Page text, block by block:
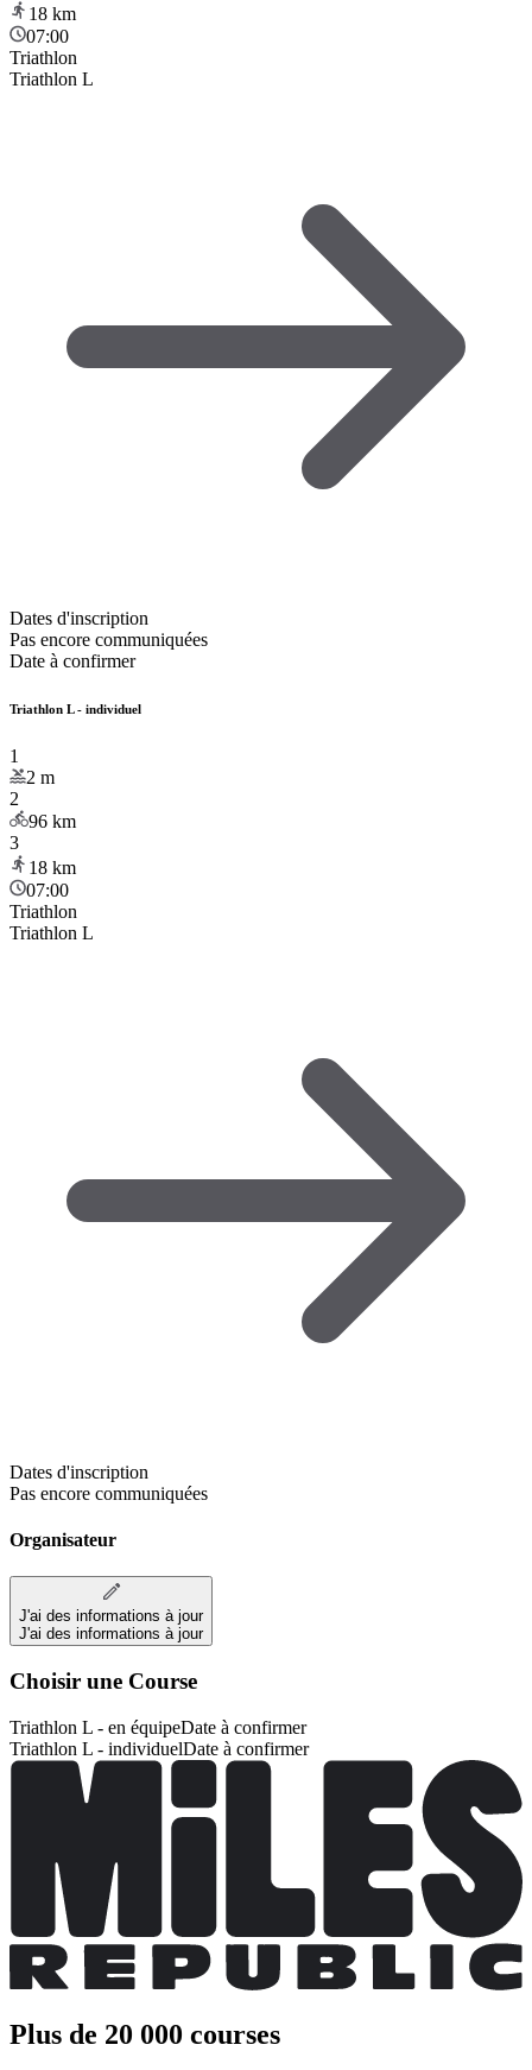
18 km
07:00
Triathlon
Triathlon L
Dates d'inscription
Pas encore communiquées
Date à confirmer
Triathlon L - individuel
1
2 m
2
96 km
3
18 km
07:00
Triathlon
Triathlon L
Dates d'inscription
Pas encore communiquées
Organisateur
J'ai des informations à jour
J'ai des informations à jour
Choisir une Course
Triathlon L - en équipeDate à confirmer
Triathlon L - individuelDate à confirmer
Plus de 20 000 courses